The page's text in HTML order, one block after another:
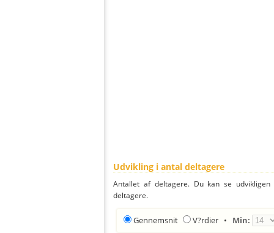
Udvikling i antal deltagere
Antallet af deltagere. Du kan se
deltagere.
Gennemsnit V?rdier • Min: